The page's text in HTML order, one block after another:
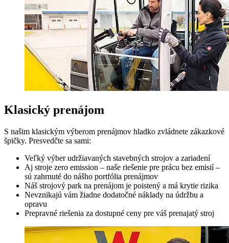
Klasický prenájom
S našim klasickým výberom prenájmov hladko zvládnete zákazkové
špičky. Presvedčte sa sami:
Veľký výber udržiavaných stavebných strojov a zariadení
Aj stroje zero emission – naše riešenie pre prácu bez emisií –
sú zahrnuté do nášho portfólia prenájmov
Náš strojový park na prenájom je poistený a má krytie rizika
Nevznikajú vám žiadne dodatočné náklady na údržbu a
opravu
Prepravné riešenia za dostupné ceny pre váš prenajatý stroj